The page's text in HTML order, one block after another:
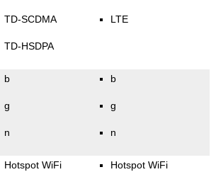
TD-SCDMA
TD-HSDPA
LTE
b
g
n
b
g
n
Hotspot WiFi Hotspot WiFi